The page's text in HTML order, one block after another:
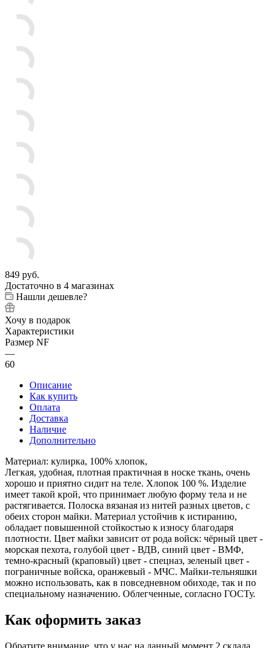
849
Достаточно
Нашли дешевле?
Хочу в подарок
Характеристики
Описание
Как купить
Оплата
Доставка
Наличие
Дополнительно
Материал: кулирка, 100% хлопок,
Легкая, удобная, плотная практичная в носке ткань, очень
хорошо и приятно сидит на теле. Хлопок 100 %. Изделие
имеет такой крой, что принимает любую форму тела и не
растягивается. Полоска вязаная из нитей разных цветов, с
обеих сторон майки. Материал устойчив к истиранию,
обладает повышенной стойкостью к износу благодаря
плотности. Цвет майки зависит от рода войск: чёрный цвет -
морская пехота, голубой цвет - ВДВ, синий цвет - ВМФ,
темно-красный (краповый) цвет - спецназ, зеленый цвет -
пограничные войска, оранжевый - МЧС. Майки-тельняшки
можно использовать, как в повседневном обиходе, так и по
специальному назначению. Облегченные, согласно ГОСТу.